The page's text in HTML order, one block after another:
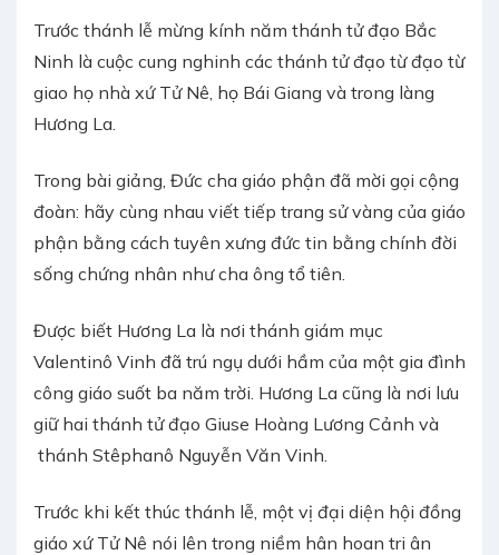
Trước thánh lễ mừng kính năm thánh tử đạo Bắc
Ninh là cuộc cung nghinh các thánh tử đạo từ đạo từ
giao họ nhà xứ Tử Nê, họ Bái Giang và trong làng
Hương La.
Trong bài giảng, Đức cha giáo phận đã mời gọi cộng
đoàn: hãy cùng nhau viết tiếp trang sử vàng của giáo
phận bằng cách tuyên xưng đức tin bằng chính đời
sống chứng nhân như cha ông tổ tiên.
Được biết Hương La là nơi thánh giám mục
Valentinô Vinh đã trú ngụ dưới hầm của một gia đình
công giáo suốt ba năm trời. Hương La cũng là nơi lưu
giữ hai thánh tử đạo Giuse Hoàng Lương Cảnh và
thánh Stêphanô Nguyễn Văn Vinh.
Trước khi kết thúc thánh lễ, một vị đại diện hội đồng
giáo xứ Tử Nê nói lên trong niềm hân hoan tri ân